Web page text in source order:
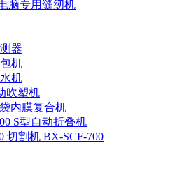
脑专用缝纫机
器
机
机
吹塑机
内膜复合机
S型自动折叠机
切割机 BX-SCF-700